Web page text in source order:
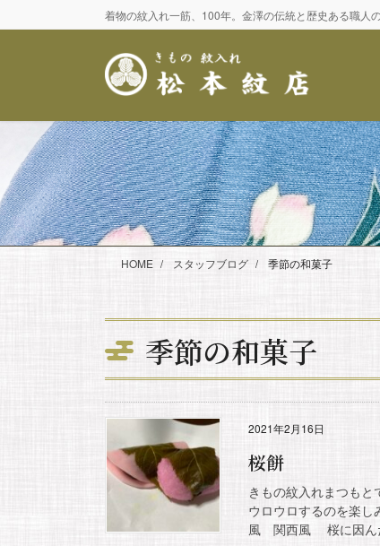
ン
に
ビ
ョ
移
動
着物の紋入れ一筋、100年。金澤の伝統と歴史ある職人
HOME スタッフブログ 季節の和菓子
季節の和菓子
2021年2月16日
桜餅
きもの紋入れまつも
ウロウロするのを楽
風 関西風 桜に因ん